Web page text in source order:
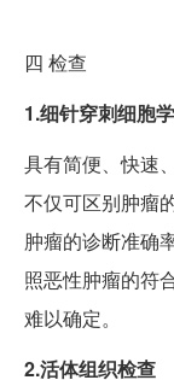
四 检查
1.细针穿刺细胞
具有简便、快速
不仅可区别肿瘤
肿瘤的诊断准确
照恶性肿瘤的符
难以确定。
2.活体组织检查